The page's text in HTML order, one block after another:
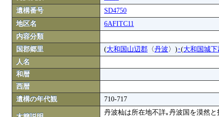
遺構番号
SD4750
地区名
6AFITC11
内容分類
国郡郷里
(大和国山辺郡 〈丹波 〉) ･(大和国城下
人名
和暦
西暦
遺構の年代観
710-717
丹波杣は所在地不詳｡丹波国を漠然